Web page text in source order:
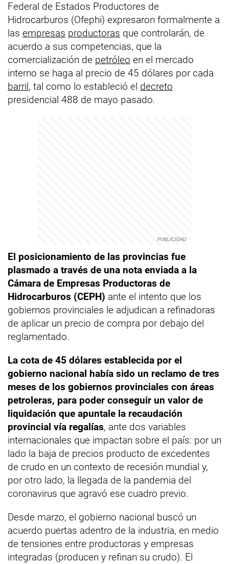
Federal de Estados Productores de
Hidrocarburos (Ofephi) expresaron formalmente a
las empresas productoras que controlarán, de
acuerdo a sus competencias, que la
comercialización de petróleo en el mercado
interno se haga al precio de 45 dólares por cada
barril, tal como lo estableció el decreto
presidencial 488 de mayo pasado.
El posicionamiento de las provincias fue
plasmado a través de una nota enviada a la
Cámara de Empresas Productoras de
Hidrocarburos (CEPH) ante el intento que los
gobiernos provinciales le adjudican a refinadoras
de aplicar un precio de compra por debajo del
reglamentado.
La cota de 45 dólares establecida por el
gobierno nacional había sido un reclamo de tres
meses de los gobiernos provinciales con áreas
petroleras, para poder conseguir un valor de
liquidación que apuntale la recaudación
provincial vía regalías, ante dos variables
internacionales que impactan sobre el país: por un
lado la baja de precios producto de excedentes
de crudo en un contexto de recesión mundial y,
por otro lado, la llegada de la pandemia del
coronavirus que agravó ese cuadro previo.
Desde marzo, el gobierno nacional buscó un
acuerdo puertas adentro de la industria, en medio
de tensiones entre productoras y empresas
integradas (producen y refinan su crudo). El